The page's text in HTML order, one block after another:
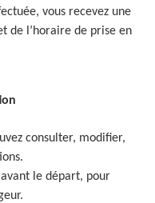
vous recevez une
de l’horaire de prise en
consulter, modifier,
avant le départ, pour